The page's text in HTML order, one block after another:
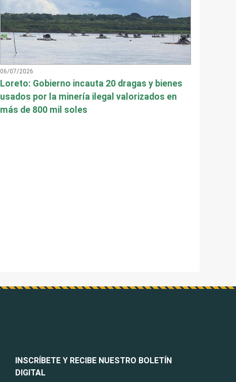
06/07/2026
Loreto: Gobierno incauta 20 dragas y bienes
usados por la minería ilegal valorizados en
más de 800 mil soles
INSCRÍBETE Y RECIBE NUESTRO BOLETÍN
DIGITAL